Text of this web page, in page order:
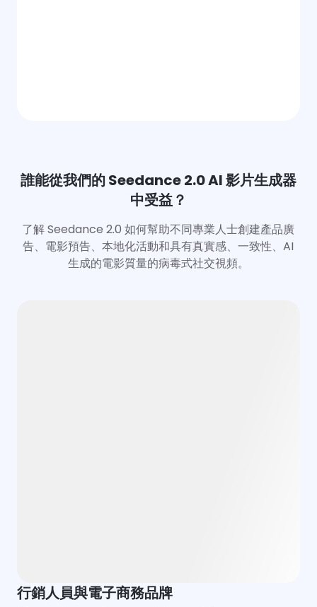
誰能從我們的 Seedance 2.0 AI 影片生成器
中受益？
了解 Seedance 2.0 如何幫助不同專業人士創建產品廣
告、電影預告、本地化活動和具有真實感、一致性、AI
生成的電影質量的病毒式社交視頻。
行銷人員與電子商務品牌